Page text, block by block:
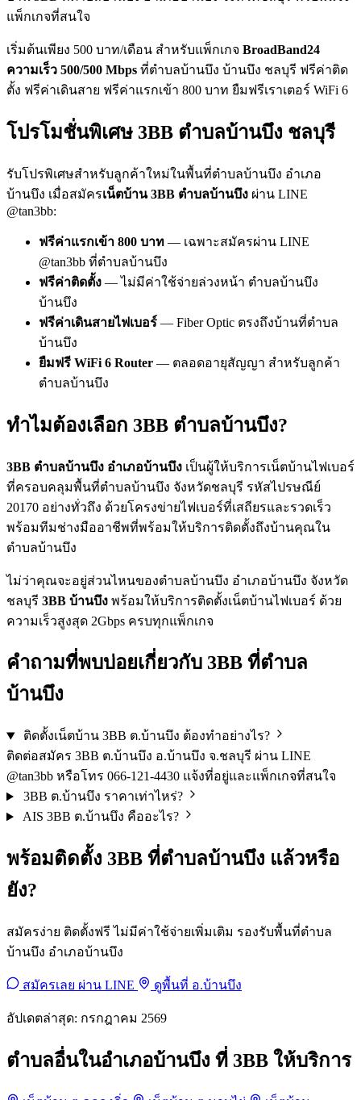
แพ็กเกจที่สนใจ
เริ่มต้นเพียง 500 บาท/เดือน สำหรับแพ็กเกจ BroadBand24
ความเร็ว 500/500 Mbps ที่ตำบลบ้านบึง บ้านบึง ชลบุรี ฟรีค่าติด
ตั้ง ฟรีค่าเดินสาย ฟรีค่าแรกเข้า 800 บาท ยืมฟรีเราเตอร์ WiFi 6
โปรโมชั่นพิเศษ 3BB ตำบลบ้านบึง ชลบุรี
รับโปรพิเศษสำหรับลูกค้าใหม่ในพื้นที่ตำบลบ้านบึง อำเภอ
บ้านบึง เมื่อสมัครเน็ตบ้าน 3BB ตำบลบ้านบึง ผ่าน LINE
@tan3bb:
ฟรีค่าแรกเข้า 800 บาท — เฉพาะสมัครผ่าน LINE
@tan3bb ที่ตำบลบ้านบึง
ฟรีค่าติดตั้ง — ไม่มีค่าใช้จ่ายล่วงหน้า ตำบลบ้านบึง
บ้านบึง
ฟรีค่าเดินสายไฟเบอร์ — Fiber Optic ตรงถึงบ้านที่ตำบล
บ้านบึง
ยืมฟรี WiFi 6 Router — ตลอดอายุสัญญา สำหรับลูกค้า
ตำบลบ้านบึง
ทำไมต้องเลือก 3BB ตำบลบ้านบึง?
3BB ตำบลบ้านบึง อำเภอบ้านบึง เป็นผู้ให้บริการเน็ตบ้านไฟเบอร์
ที่ครอบคลุมพื้นที่ตำบลบ้านบึง จังหวัดชลบุรี รหัสไปรษณีย์
20170 อย่างทั่วถึง ด้วยโครงข่ายไฟเบอร์ที่เสถียรและรวดเร็ว
พร้อมทีมช่างมืออาชีพที่พร้อมให้บริการติดตั้งถึงบ้านคุณใน
ตำบลบ้านบึง
ไม่ว่าคุณจะอยู่ส่วนไหนของตำบลบ้านบึง อำเภอบ้านบึง จังหวัด
ชลบุรี 3BB บ้านบึง พร้อมให้บริการติดตั้งเน็ตบ้านไฟเบอร์ ด้วย
ความเร็วสูงสุด 2Gbps ครบทุกแพ็กเกจ
คำถามที่พบบ่อยเกี่ยวกับ 3BB ที่ตำบล
บ้านบึง
ติดตั้งเน็ตบ้าน 3BB ต.บ้านบึง ต้องทำอย่างไร?
ติดต่อสมัคร 3BB ต.บ้านบึง อ.บ้านบึง จ.ชลบุรี ผ่าน LINE
@tan3bb หรือโทร 066-121-4430 แจ้งที่อยู่และแพ็กเกจที่สนใจ
3BB ต.บ้านบึง ราคาเท่าไหร่?
AIS 3BB ต.บ้านบึง คืออะไร?
พร้อมติดตั้ง 3BB ที่ตำบลบ้านบึง แล้วหรือ
ยัง?
สมัครง่าย ติดตั้งฟรี ไม่มีค่าใช้จ่ายเพิ่มเติม รองรับพื้นที่ตำบล
บ้านบึง อำเภอบ้านบึง
สมัครเลย ผ่าน LINE ดูพื้นที่ อ.บ้านบึง
อัปเดตล่าสุด: กรกฎาคม 2569
ตำบลอื่นในอำเภอบ้านบึง ที่ 3BB ให้บริการ